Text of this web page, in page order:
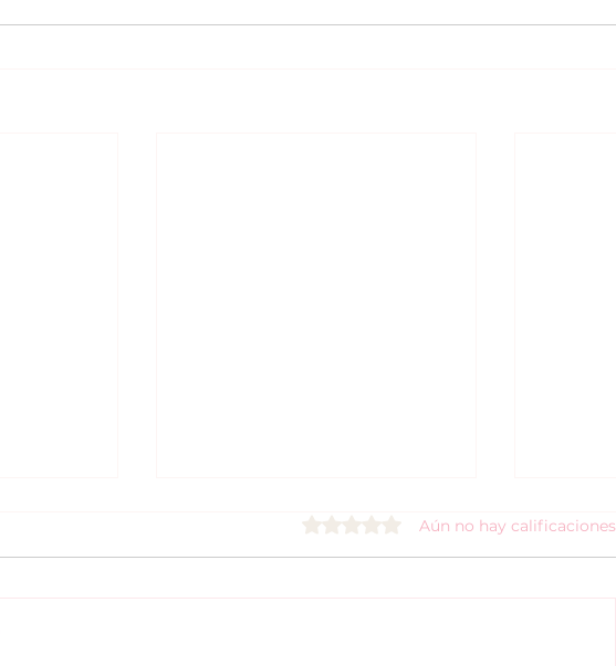
Obtuvo 0 de 5 estrellas.
Aún no hay calificaciones